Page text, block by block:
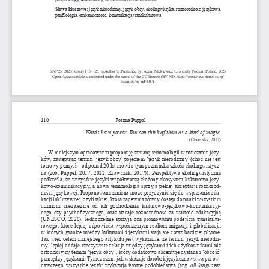
Słowa kluczowe: język nierodzimy, język obcy, ekolingwistyka, różnorodność językowa,
panfilologia, embamiczność, komunikacja transkulturowa
SNP 25, 2025: strony 115–125. @Author(s).Published by: Adam Mickiewicz University Poznań, Poland, 2025
Open Access article, distributed under the terms of the CC licence (BY-ND, https://creativecommons.org/
licenses/by-nd/4.0/).
116 Joanna Puppel
Words have power. You can think of them as a kind of magic.
(Chomsky, 2011)
W niniejszym opracowaniu proponuję zmianę terminologii w nauczaniu języ-
ków, zastępując termin ‘język obcy’ pojęciem ‘język nierodzimy’ (choć nie jest
to nowy pomysł – od ponad 20 lat mówi o tym poznańska szkoła ekolingwistycz-
na (zob. Puppel, 2017; 2022; Krawczak, 2017)). Perspektywa ekolingwistyczna
podkreśla, że wszystkie języki współtworzą złożony ekosystem kulturowo-języ-
kowo-komunikacyjny, a nowa terminologia sprzyja pełnej akceptacji różnorod-
ności językowej. Proponowana zmiana może przyczynić się do wspierania edu-
kacji inkluzywnej, czyli takiej, która zapewnia równy dostęp do nauki wszystkim
uczniom,  niezależnie  od  ich  pochodzenia  kulturowo-językowo-komunikacyj-
nego czy psychofizycznego, oraz uznaje różnorodność za wartość edukacyjną
(UNESCO, 2020). Jednocześnie sprzyja ona promowaniu podejścia transkultu-
rowego, które lepiej odpowiada współczesnym realiom migracji i globalizacji,
w  których granice między kulturami i językami stają się coraz bardziej płynne.
Tak więc celem niniejszego artykułu jest wykazanie, że termin ‘język nierodzi-
my’ lepiej oddaje rzeczywiste relacje między językami i ich użytkownikami niż
ortodoksyjny termin ‘język obcy’, który dodatkowo akcentuje dystans i ‘obcość’
pomiędzy językami. Tymczasem, jak wskazuje dorobek językoznawstwa porów-
nawczego, wszystkie języki wykazują istotne podobieństwa (ang. all languages